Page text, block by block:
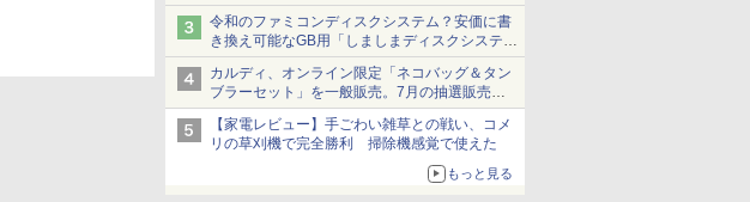
令和のファミコンディスクシステム？安価に書
き換え可能なGB用「しましまディスクシステ
ム」
カルディ、オンライン限定「ネコバッグ＆タン
ブラーセット」を一般販売。7月の抽選販売の
当選無効分
【家電レビュー】手ごわい雑草との戦い、コメ
リの草刈機で完全勝利 掃除機感覚で使えた
もっと見る